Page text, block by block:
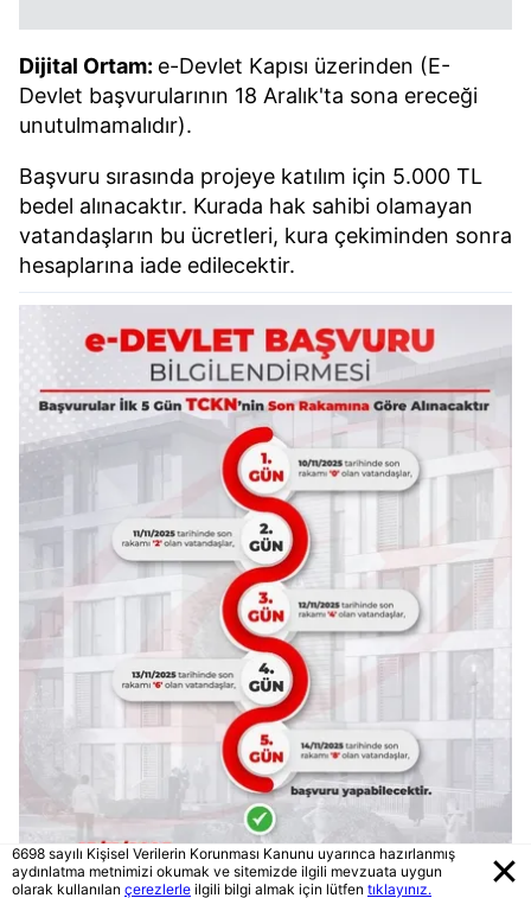
Dijital Ortam: e-Devlet Kapısı üzerinden (E-
Devlet başvurularının 18 Aralık'ta sona ereceği
unutulmamalıdır).
Başvuru sırasında projeye katılım için 5.000 TL
bedel alınacaktır. Kurada hak sahibi olamayan
vatandaşların bu ücretleri, kura çekiminden sonra
hesaplarına iade edilecektir.
6698 sayılı Kişisel Verilerin Korunması Kanunu uyarınca hazırlanmış
aydınlatma metnimizi okumak ve sitemizde ilgili mevzuata uygun
olarak kullanılan çerezlerle ilgili bilgi almak için lütfen tıklayınız.